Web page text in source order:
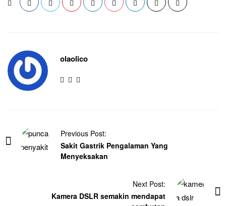
olaolico
Previous Post:
Sakit Gastrik Pengalaman Yang
Menyeksakan
Next Post:
Kamera DSLR semakin mendapat